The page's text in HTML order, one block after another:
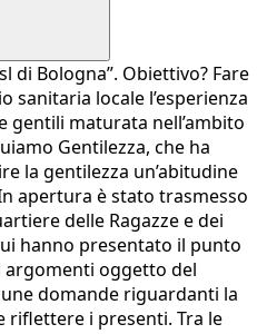
di Bologna”. Obiettivo? Fare
sanitaria locale l’esperienza
gentili maturata nell’ambito
Gentilezza, che ha
la gentilezza un’abitudine
apertura è stato trasmesso
delle Ragazze e dei
hanno presentato il punto
argomenti oggetto del
domande riguardanti la
riflettere i presenti. Tra le